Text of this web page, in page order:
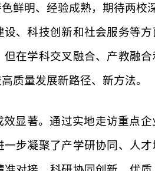
鲜明、经验成熟，期待两校
、科技创新和社会服务等
在学科交叉融合、产教融
质量发展新路径、新方法。
显著。通过实地走访重点
步凝聚了产学研协同、人